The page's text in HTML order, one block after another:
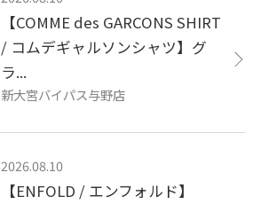
【COMME des GARCONS SHIRT
/ コムデギャルソンシャツ】グ
ラ...
新大宮バイパス与野店
2026.08.10
【ENFOLD / エンフォルド】